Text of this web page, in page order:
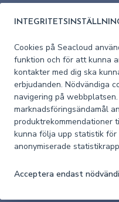
Cookies på Seacloud
funktion och för att kunna
kontakter med dig ska
erbjudanden. Nödvändiga
navigering på
marknadsföringsändamål
produktrekommendationer
kunna följa upp statistik
anonymiserade
Acceptera endast
Pris (exkl. moms)
150663
Ej i lager
Pris (exkl. moms)